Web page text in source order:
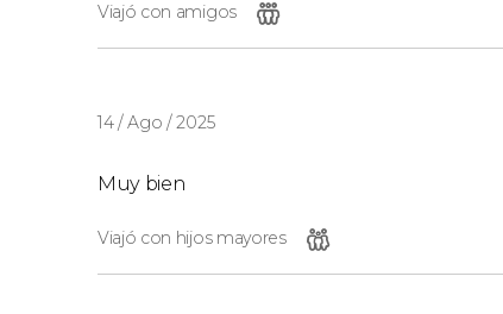
Viajó con amigos
14 / Ago / 2025
Muy bien
Viajó con hijos mayores